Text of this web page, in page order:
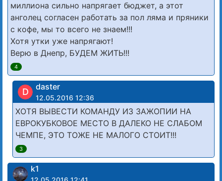
миллиона сильно напрягает бюджет, а этот
анголец согласен работать за пол ляма и пряники
с кофе, мы то всего не знаем!!!
Хотя утки уже напрягают!
Верю в Днепр, БУДЕМ ЖИТЬ!!!
4
D daster
12.05.2016 12:36
ХОТЯ ВЫВЕСТИ КОМАНДУ ИЗ ЗАЖОПИИ НА
ЕВРОКУБКОВОЕ МЕСТО В ДАЛЕКО НЕ СЛАБОМ
ЧЕМПЕ, ЭТО ТОЖЕ НЕ МАЛОГО СТОИТ!!!
3
k1